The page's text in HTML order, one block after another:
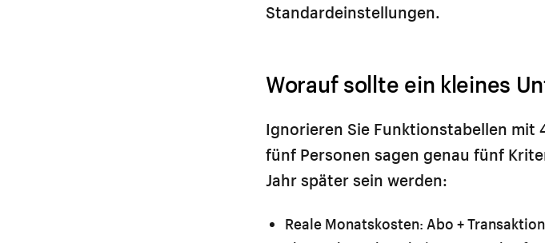
Standardeinstellungen.
Worauf sollte ein kleines
Ignorieren Sie Funktionstabellen mit
fünf Personen sagen genau fünf
Jahr später sein werden:
Reale Monatskosten: Abo +